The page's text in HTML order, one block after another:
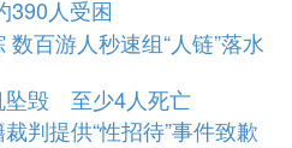
390人受困
百游人秒速组“人链”落水
坠毁 至少4人死亡
判提供“性招待”事件致歉